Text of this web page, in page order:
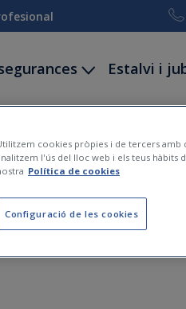
Estalvi i
cookies pròpies i de tercers amb
l'ús del lloc web i els teus hàbits
Política de cookies
Configuració de les cookies